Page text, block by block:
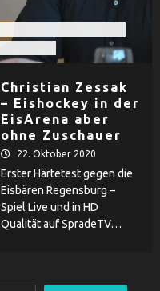
Christian Zessak
– Eishockey in der
EisArena aber
ohne Zuschauer
22. Oktober 2020
Erster Härtetest gegen die
Eisbären Regensburg –
Spiel Live und in HD
Qualität auf SpradeTV…